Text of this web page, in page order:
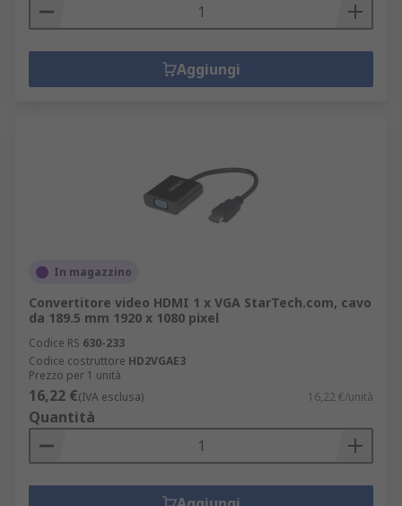
Aggiungi
In magazzino
Convertitore video HDMI 1 x VGA StarTech.com, cavo
da 189.5 mm 1920 x 1080 pixel
Codice RS 630-233
Codice costruttore HD2VGAE3
Prezzo per 1 unità
16,22 €(IVA esclusa) 16,22 €/unità
Quantità